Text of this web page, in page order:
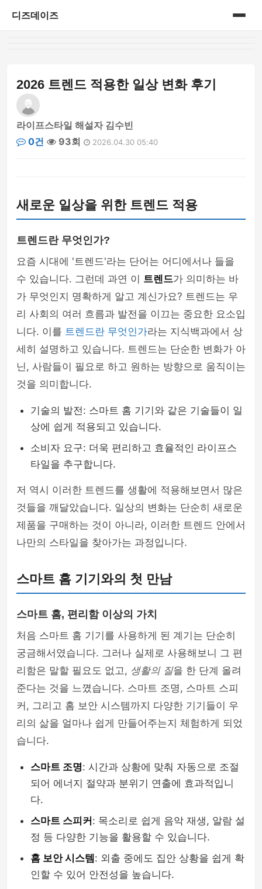
디즈데이즈
2026 트렌드 적용한 일상 변화 후기
라이프스타일 해설자 김수빈
0건
93회 2026.04.30 05:40
새로운 일상을 위한 트렌드 적용
트렌드란 무엇인가?
요즘 시대에 '트렌드'라는 단어는 어디에서나 들을
수 있습니다. 그런데 과연 이 트렌드가 의미하는 바
가 무엇인지 명확하게 알고 계신가요? 트렌드는 우
리 사회의 여러 흐름과 발전을 이끄는 중요한 요소입
니다. 이를 트렌드란 무엇인가라는 지식백과에서 상
세히 설명하고 있습니다. 트렌드는 단순한 변화가 아
닌, 사람들이 필요로 하고 원하는 방향으로 움직이는
것을 의미합니다.
기술의 발전: 스마트 홈 기기와 같은 기술들이 일
상에 쉽게 적용되고 있습니다.
소비자 요구: 더욱 편리하고 효율적인 라이프스
타일을 추구합니다.
저 역시 이러한 트렌드를 생활에 적용해보면서 많은
것들을 깨달았습니다. 일상의 변화는 단순히 새로운
제품을 구매하는 것이 아니라, 이러한 트렌드 안에서
나만의 스타일을 찾아가는 과정입니다.
스마트 홈 기기와의 첫 만남
스마트 홈, 편리함 이상의 가치
처음 스마트 홈 기기를 사용하게 된 계기는 단순히
궁금해서였습니다. 그러나 실제로 사용해보니 그 편
리함은 말할 필요도 없고, 생활의 질을 한 단계 올려
준다는 것을 느꼈습니다. 스마트 조명, 스마트 스피
커, 그리고 홈 보안 시스템까지 다양한 기기들이 우
리의 삶을 얼마나 쉽게 만들어주는지 체험하게 되었
습니다.
스마트 조명: 시간과 상황에 맞춰 자동으로 조절
되어 에너지 절약과 분위기 연출에 효과적입니
다.
스마트 스피커 : 목소리로 쉽게 음악 재생, 알람 설
정 등 다양한 기능을 활용할 수 있습니다.
홈 보안 시스템 : 외출 중에도 집안 상황을 쉽게 확
인할 수 있어 안전성을 높습니다.